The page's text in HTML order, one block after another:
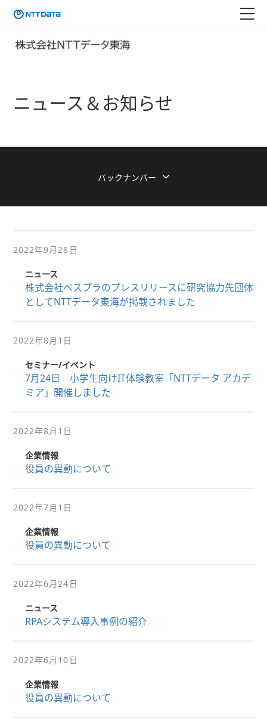
ニュース＆お知らせ
バックナンバー
2022年9月28日
ニュース
株式会社べスプラのプレスリリースに研究協力先団体
としてNTTデータ東海が掲載されました
2022年8月1日
セミナー/イベント
7月24日 小学生向けIT体験教室「NTTデータ アカデ
ミア」開催しました
2022年8月1日
企業情報
役員の異動について
2022年7月1日
企業情報
役員の異動について
2022年6月24日
ニュース
RPAシステム導入事例の紹介
2022年6月10日
企業情報
役員の異動について